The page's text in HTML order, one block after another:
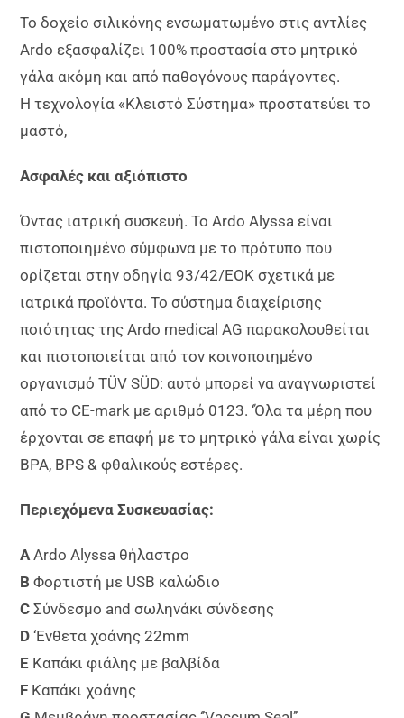
Το δοχείο σιλικόνης ενσωματωμένο στις αντλίες
Ardo εξασφαλίζει 100% προστασία στο μητρικό
γάλα ακόμη και από παθογόνους παράγοντες.
Η τεχνολογία «Κλειστό Σύστημα» προστατεύει το
μαστό,
Ασφαλές και αξιόπιστο
Όντας ιατρική συσκευή. Το Ardo Alyssa είναι
πιστοποιημένο σύμφωνα με το πρότυπο που
ορίζεται στην οδηγία 93/42/ΕΟΚ σχετικά με
ιατρικά προϊόντα. Το σύστημα διαχείρισης
ποιότητας της Ardo medical AG παρακολουθείται
και πιστοποιείται από τον κοινοποιημένο
οργανισμό TÜV SÜD: αυτό μπορεί να αναγνωριστεί
από το CE-mark με αριθμό 0123. ‘Όλα τα μέρη που
έρχονται σε επαφή με το μητρικό γάλα είναι χωρίς
BPA, BPS & φθαλικούς εστέρες.
Περιεχόμενα Συσκευασίας:
AArdo Alyssa θήλαστρο
B Φορτιστή με USB καλώδιο
C Σύνδεσμο and σωληνάκι σύνδεσης
D ‘Ενθετα χοάνης 22mm
E Καπάκι φιάλης με βαλβίδα
F Καπάκι χοάνης